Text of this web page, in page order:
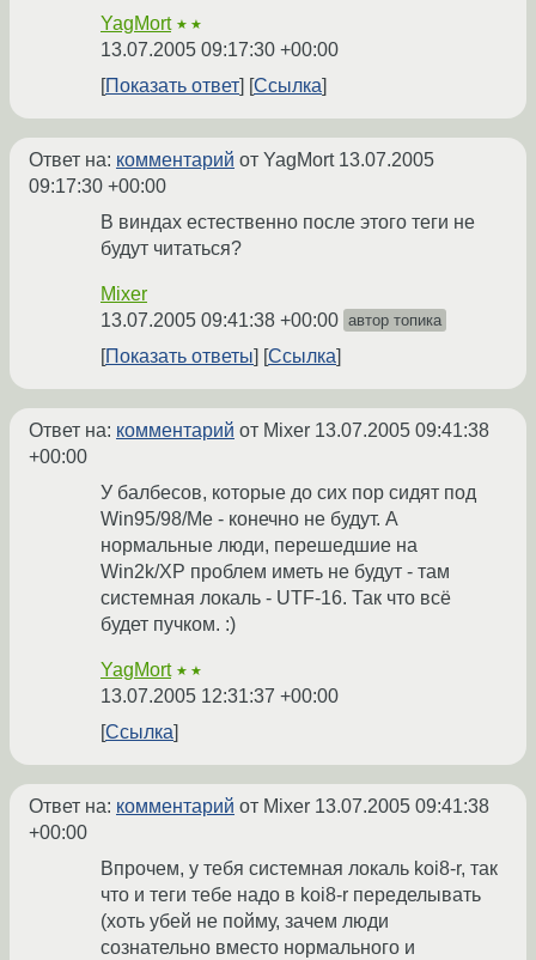
YagMort ★★
13.07.2005 09:17:30 +00:00
Показать ответ
Ссылка
Ответ на: комментарий от YagMort 13.07.2005
09:17:30 +00:00
В виндах естественно после этого теги не
будут читаться?
Mixer
13.07.2005 09:41:38 +00:00 автор топика
Показать ответы Ссылка
Ответ на: комментарий от Mixer 13.07.2005 09:41:38
+00:00
У балбесов, которые до сих пор сидят под
Win95/98/Me - конечно не будут. А
нормальные люди, перешедшие на
Win2k/XP проблем иметь не будут - там
системная локаль - UTF-16. Так что всё
будет пучком. :)
YagMort ★★
13.07.2005 12:31:37 +00:00
Ссылка
Ответ на: комментарий от Mixer 13.07.2005 09:41:38
+00:00
Впрочем, у тебя системная локаль koi8-r, так
что и теги тебе надо в koi8-r переделывать
(хоть убей не пойму, зачем люди
сознательно вместо нормального и